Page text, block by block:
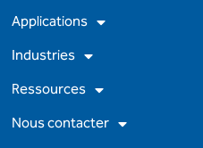
Applications
Industries
Ressources
Nous contacter